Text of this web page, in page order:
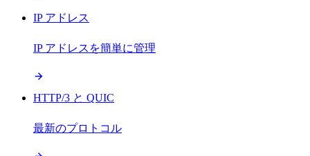
IP アドレス
IP アドレスを簡単に管理
HTTP/3 と QUIC
最新のプロトコル